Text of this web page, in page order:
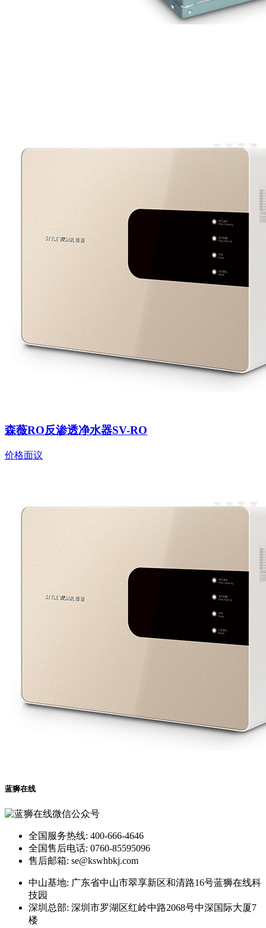
森薇RO反渗透净水器SV-RO
价格面议
蓝狮在线
全国服务热线: 400-666-4646
全国售后电话: 0760-85595096
售后邮箱: se@kswhbkj.com
中山基地: 广东省中山市翠享新区和清路16号蓝狮在线科
技园
深圳总部: 深圳市罗湖区红岭中路2068号中深国际大厦7
楼